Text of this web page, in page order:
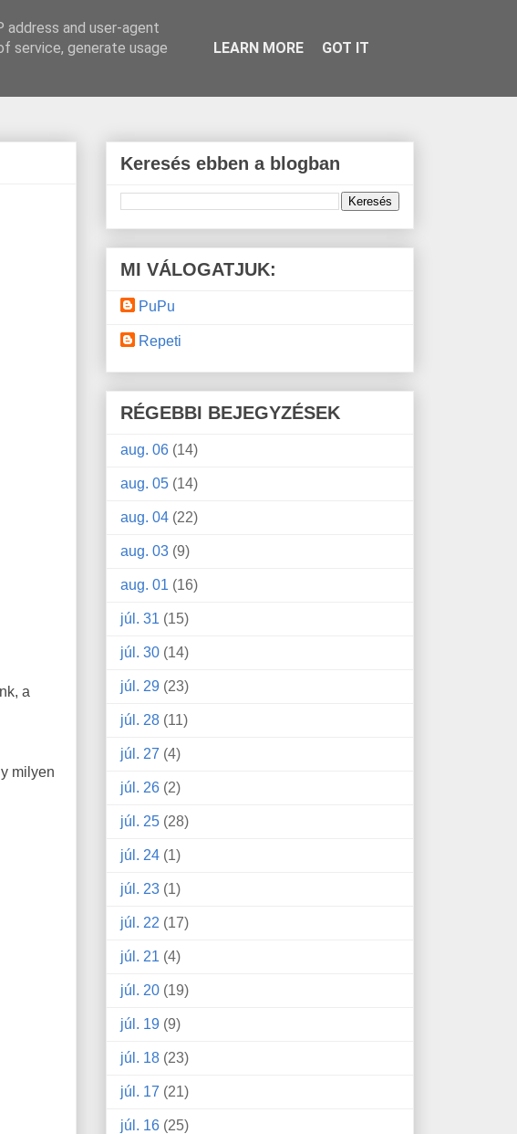
a
milyen
Keresés ebben a blogban
MI VÁLOGATJUK:
PuPu
Repeti
RÉGEBBI BEJEGYZÉSEK
aug. 06 (14)
aug. 05 (14)
aug. 04 (22)
aug. 03 (9)
aug. 01 (16)
júl. 31 (15)
júl. 30 (14)
júl. 29 (23)
júl. 28 (11)
júl. 27 (4)
júl. 26 (2)
júl. 25 (28)
júl. 24 (1)
júl. 23 (1)
júl. 22 (17)
júl. 21 (4)
júl. 20 (19)
júl. 19 (9)
júl. 18 (23)
júl. 17 (21)
júl. 16 (25)
and user-agent
service, generate usage
LEARN MORE GOT IT